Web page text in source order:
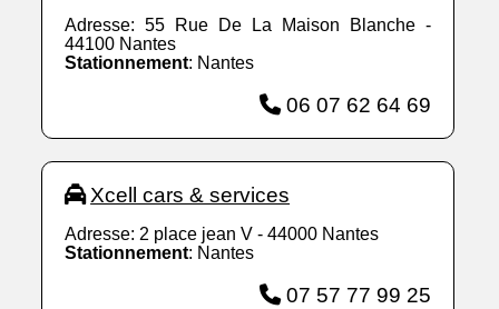
Adresse: 55 Rue De La Maison Blanche -
44100 Nantes
Stationnement: Nantes
06 07 62 64 69
Xcell cars & services
Adresse: 2 place jean V - 44000 Nantes
Stationnement: Nantes
07 57 77 99 25